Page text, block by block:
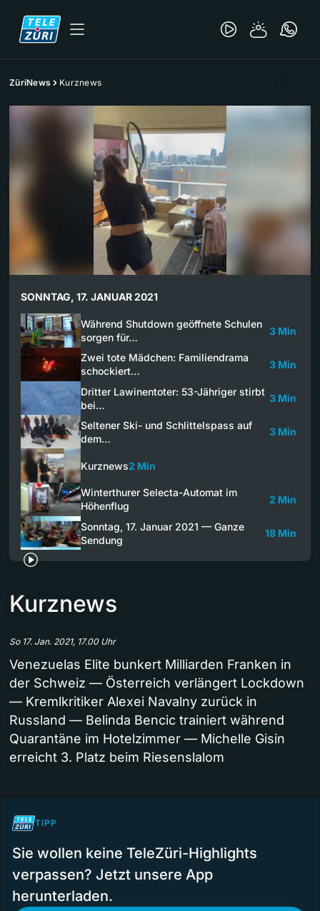
ZüriNews Kurznews
SONNTAG, 17. JANUAR 2021
Während Shutdown geöffnete Schulen
sorgen für…
3 Min
Zwei tote Mädchen: Familiendrama
schockiert…
3 Min
Dritter Lawinentoter: 53-Jähriger stirbt
bei…
3 Min
Seltener Ski- und Schlittelspass auf
dem…
3 Min
Kurznews2 Min
Winterthurer Selecta-Automat im
Höhenflug
2 Min
Sonntag, 17. Januar 2021 — Ganze
Sendung
18 Min
Kurznews
So 17. Jan. 2021, 17.00 Uhr
Venezuelas Elite bunkert Milliarden Franken in
der Schweiz — Österreich verlängert Lockdown
— Kremlkritiker Alexei Navalny zurück in
Russland — Belinda Bencic trainiert während
Quarantäne im Hotelzimmer — Michelle Gisin
erreicht 3. Platz beim Riesenslalom
TIPP
Sie wollen keine TeleZüri-Highlights
verpassen? Jetzt unsere App
herunterladen.